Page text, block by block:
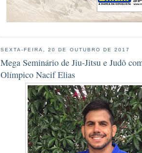
SEXTA-FEIRA, 20 DE OUTUBRO DE 2017
Mega Seminário de Jiu-Jitsu e Judô
Olímpico Nacif Elias